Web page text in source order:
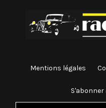
Mentions légales